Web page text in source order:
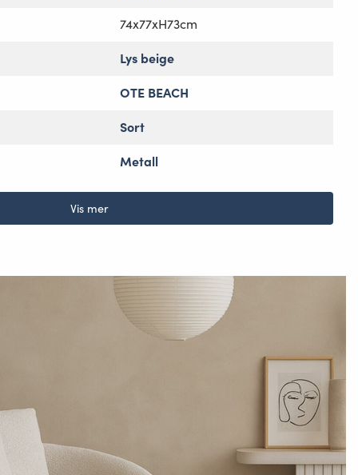
74x77xH73cm
Lys beige
OTE BEACH
Sort
Metall
Vis mer